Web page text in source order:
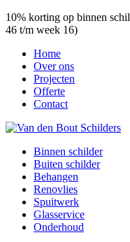
10% korting op binnen
46 t/m week 16)
Home
Over ons
Projecten
Offerte
Contact
Binnen schilder
Buiten schilder
Behangen
Renovlies
Spuitwerk
Glasservice
Onderhoud